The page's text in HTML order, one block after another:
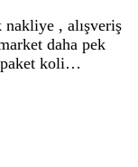
, alışveriş
daha pek
paket koli…